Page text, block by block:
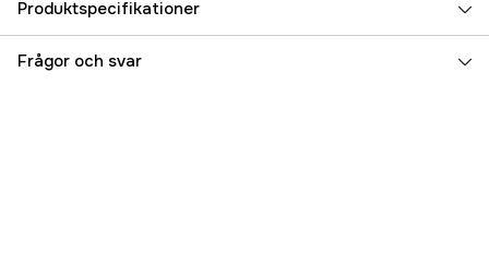
Produktspecifikationer
Referensnummer 3000006892
Frågor och svar